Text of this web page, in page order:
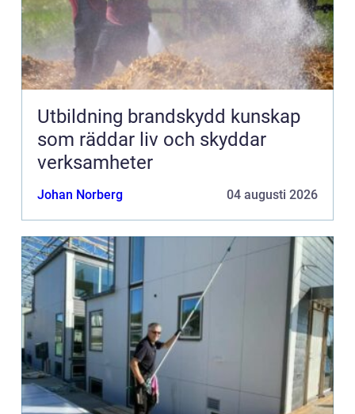
Utbildning brandskydd kunskap
som räddar liv och skyddar
verksamheter
Johan Norberg 04 augusti 2026